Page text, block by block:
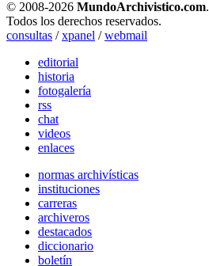
© 2008-2026 MundoArchivistico.com.
Todos los derechos reservados.
consultas /xpanel /webmail
editorial
historia
fotogalería
rss
chat
videos
enlaces
normas archivísticas
instituciones
carreras
archiveros
destacados
diccionario
boletín